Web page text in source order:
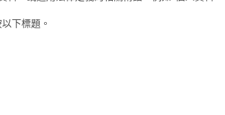
下標題。